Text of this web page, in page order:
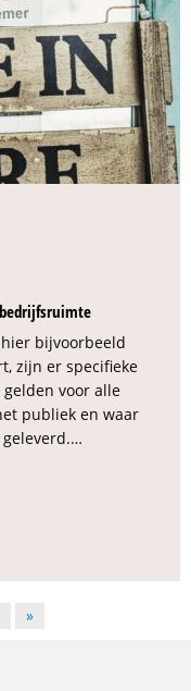
bijvoorbeeld
zijn er specifieke
gelden voor alle
publiek en waar
»